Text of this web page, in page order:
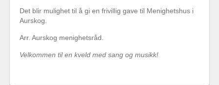
Det blir mulighet til å gi en frivillig gave til Menighetshus i
Aurskog.
Arr. Aurskog menighetsråd.
Velkommen til en kveld med sang og musikk!